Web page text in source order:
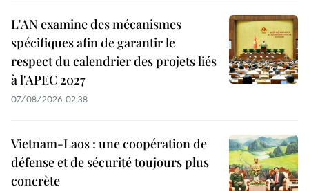
L'AN examine des mécanismes
spécifiques afin de garantir le
respect du calendrier des projets liés
à l'APEC 2027
07/08/2026 02:38
Vietnam-Laos : une coopération de
défense et de sécurité toujours plus
concrète